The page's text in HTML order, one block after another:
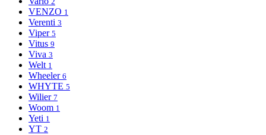
VENZO 1
Verenti 3
Viper 5
Vitus 9
Viva 3
Welt 1
Wheeler 6
WHYTE 5
Wilier 7
Woom 1
Yeti 1
YT 2